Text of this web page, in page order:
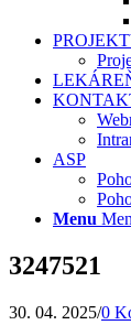
ASP
Menu
3247521
30. 04. 2025/0